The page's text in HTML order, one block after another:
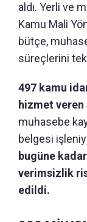
aldı. Yerli ve
Kamu Mali
bütçe,
süreçlerini
497 kamu
hizmet
muhasebe
belgesi
bugüne
verimsizlik
edildi.